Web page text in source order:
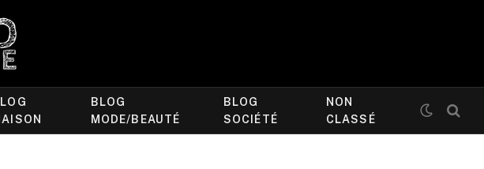
BLOG
MODE/BEAUTÉ
BLOG
SOCIÉTÉ
NON
CLASSÉ